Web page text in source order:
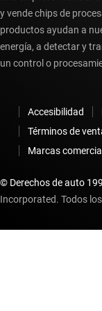
y vende chips de
productos ayudan a
energía, a detectar y
un control o
Accesibilidad
Términos de
Marcas
© Derechos de auto
Incorporated. Todos